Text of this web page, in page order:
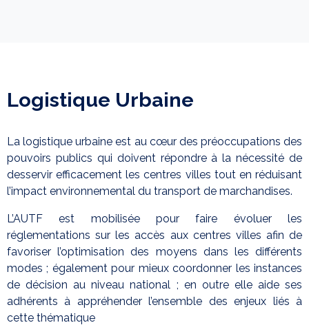
Logistique Urbaine
La logistique urbaine est au cœur des préoccupations des
pouvoirs publics qui doivent répondre à la nécessité de
desservir efficacement les centres villes tout en réduisant
l’impact environnemental du transport de marchandises.
L’AUTF est mobilisée pour faire évoluer les
réglementations sur les accès aux centres villes afin de
favoriser l’optimisation des moyens dans les différents
modes ; également pour mieux coordonner les instances
de décision au niveau national ; en outre elle aide ses
adhérents à appréhender l’ensemble des enjeux liés à
cette thématique